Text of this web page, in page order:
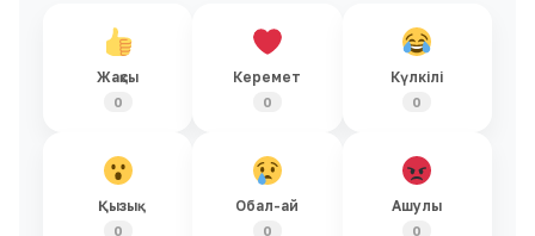
Жақсы
0
Керемет
0
Күлкілі
0
Қызық
0
Обал-ай
0
Ашулы
0